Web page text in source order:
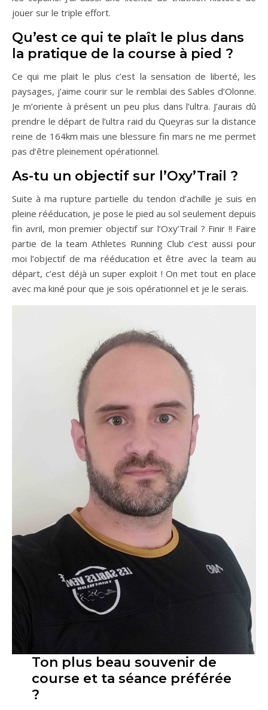
jouer sur le triple effort.
Qu’est ce qui te plaît le plus dans
la pratique de la course à pied ?
Ce qui me plait le plus c’est la sensation de liberté, les
paysages, j’aime courir sur le remblai des Sables d’Olonne.
Je m’oriente à présent un peu plus dans l’ultra. J’aurais dû
prendre le départ de l’ultra raid du Queyras sur la distance
reine de 164km mais une blessure fin mars ne me permet
pas d’être pleinement opérationnel.
As-tu un objectif sur l’Oxy’Trail ?
Suite à ma rupture partielle du tendon d’achille je suis en
pleine rééducation, je pose le pied au sol seulement depuis
fin avril, mon premier objectif sur l’Oxy’Trail ? Finir !! Faire
partie de la team Athletes Running Club c’est aussi pour
moi l’objectif de ma rééducation et être avec la team au
départ, c’est déjà un super exploit ! On met tout en place
avec ma kiné pour que je sois opérationnel et je le serais.
Ton plus beau souvenir de
course et ta séance préférée
?